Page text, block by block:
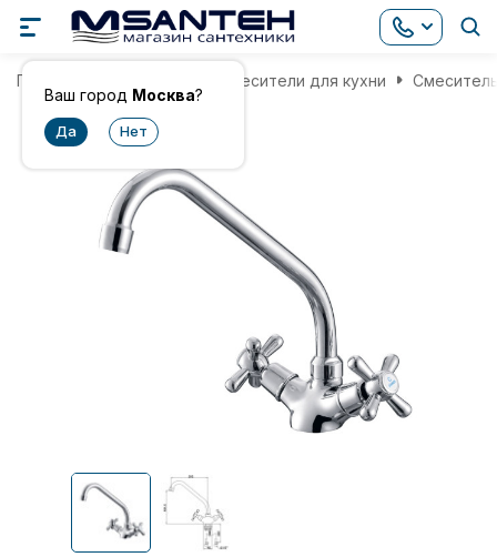
Ваш город Москва?
Главная Смесители для кухни